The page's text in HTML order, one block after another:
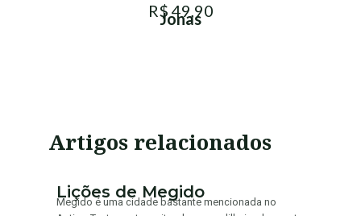
R$ 49,90
Jonas
Artigos relacionados
Lições de Megido
Megido é uma cidade bastante mencionada no